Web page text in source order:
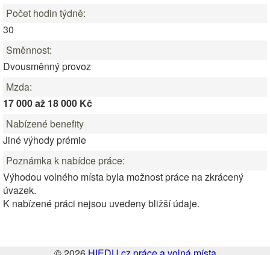
Počet hodin týdně:
30
Směnnost:
Dvousměnný provoz
Mzda:
17 000 až 18 000 Kč
Nabízené benefity
Jiné výhody prémie
Poznámka k nabídce práce:
Výhodou volného místa byla možnost práce na zkrácený
úvazek.
K nabízené práci nejsou uvedeny bližší údaje.